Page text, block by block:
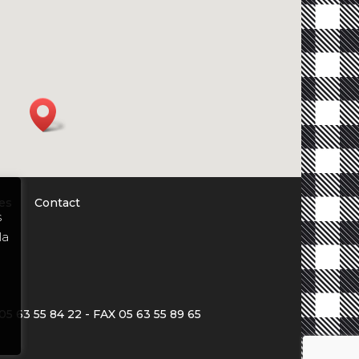
Contact
63 55 84 22 - FAX 05 63 55 89 65